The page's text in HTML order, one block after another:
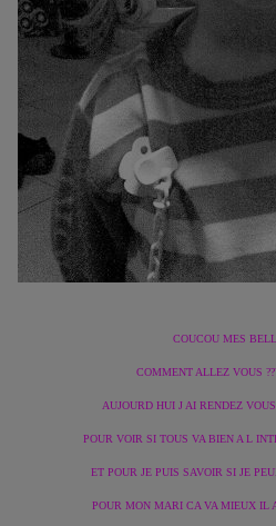
COUCOU MES
COMMENT ALLEZ VOUS
AUJOURD HUI J AI RENDEZ
POUR VOIR SI TOUS VA BIEN A L
ET POUR JE PUIS SAVOIR SI JE
POUR MON MARI CA VA MIEUX IL